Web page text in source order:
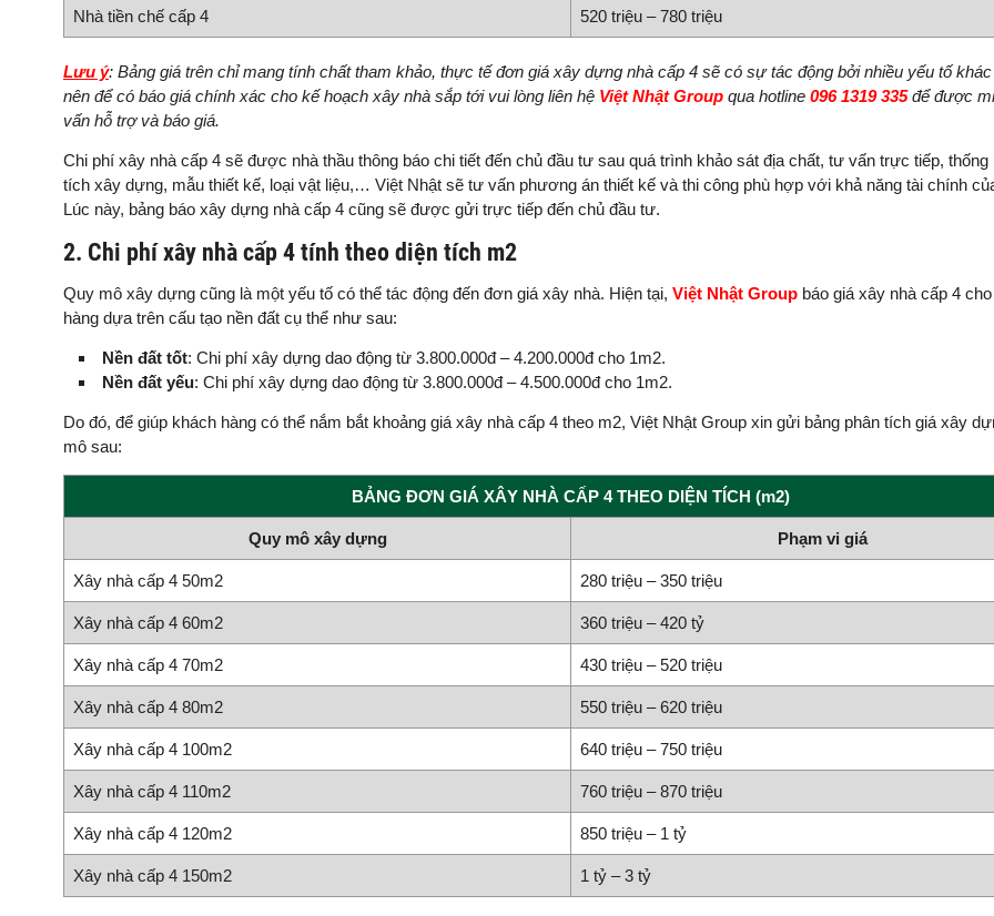
Nhà tiền chế cấp 4 520 triệu – 780 triệu
Lưu ý: Bảng giá trên chỉ mang tính chất tham khảo, thực tế đơn giá xây dựng nhà cấp 4 sẽ có sự tác động bởi nhiều yếu tố
nên để có báo giá chính xác cho kế hoạch xây nhà sắp tới vui lòng liên hệ Việt Nhật Group qua hotline 096 1319 335để được
vấn hỗ trợ và báo giá.
Chi phí xây nhà cấp 4 sẽ được nhà thầu thông báo chi tiết đến chủ đầu tư sau quá trình khảo sát địa chất, tư vấn trực tiếp, thống
tích xây dựng, mẫu thiết kế, loại vật liệu,… Việt Nhật sẽ tư vấn phương án thiết kế và thi công phù hợp với khả năng tài chính
Lúc này, bảng báo xây dựng nhà cấp 4 cũng sẽ được gửi trực tiếp đến chủ đầu tư.
2. Chi phí xây nhà cấp 4 tính theo diện tích m2
Quy mô xây dựng cũng là một yếu tố có thể tác động đến đơn giá xây nhà. Hiện tại, Việt Nhật Group báo giá xây nhà cấp 4
hàng dựa trên cấu tạo nền đất cụ thể như sau:
Nền đất tốt: Chi phí xây dựng dao động từ 3.800.000đ – 4.200.000đ cho 1m2.
Nền đất yếu: Chi phí xây dựng dao động từ 3.800.000đ – 4.500.000đ cho 1m2.
Do đó, để giúp khách hàng có thể nắm bắt khoảng giá xây nhà cấp 4 theo m2, Việt Nhật Group xin gửi bảng phân tích giá xây
mô sau:
BẢNG ĐƠN GIÁ XÂY NHÀ CẤP 4 THEO DIỆN TÍCH (m2)
Quy mô xây dựng Phạm vi giá
Xây nhà cấp 4 50m2 280 triệu – 350 triệu
Xây nhà cấp 4 60m2 360 triệu – 420 tỷ
Xây nhà cấp 4 70m2 430 triệu – 520 triệu
Xây nhà cấp 4 80m2 550 triệu – 620 triệu
Xây nhà cấp 4 100m2 640 triệu – 750 triệu
Xây nhà cấp 4 110m2 760 triệu – 870 triệu
Xây nhà cấp 4 120m2 850 triệu – 1 tỷ
Xây nhà cấp 4 150m2 1 tỷ – 3 tỷ